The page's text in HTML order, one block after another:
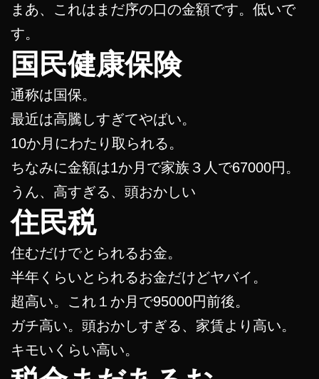
まあ、これはまだ序の口の金額です。低いで
す。
国民健康保険
通称は国保。
最近は高騰しすぎてやばい。
10か月にわたり取られる。
ちなみに金額は1か月で家族３人で67000円。
うん、高すぎる、頭おかしい
住民税
住むだけでとられるお金。
半年くらいとられるお金だけどヤバイ。
超高い。これ１か月で95000円前後。
ガチ高い。頭おかしすぎる、家賃より高い。
キモいくらい高い。